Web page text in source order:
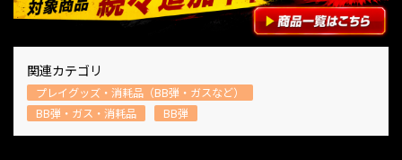
関連カテゴリ
プレイグッズ・消耗品（BB弾・ガスなど）
BB弾・ガス・消耗品
BB弾